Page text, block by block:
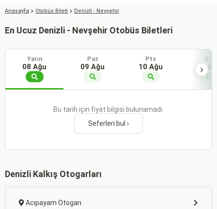
Anasayfa Otobüs Bileti Denizli - Nevşehir
En Ucuz Denizli - Nevşehir Otobüs Biletleri
Yarın
08 Ağu
Paz
09 Ağu
Pts
10 Ağu
Sal
11
›
Bu tarih için fiyat bilgisi bulunamadı.
Seferleri bul ›
Denizli Kalkış Otogarları
Acıpayam Otogarı